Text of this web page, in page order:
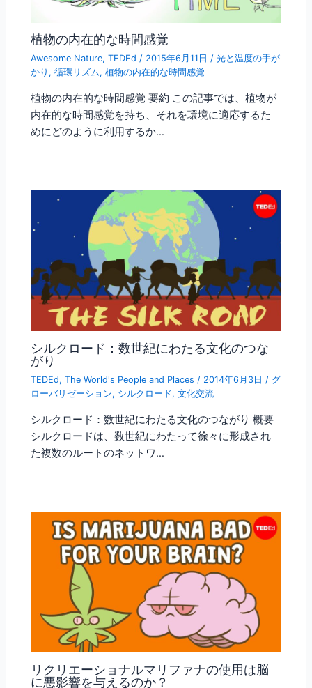
植物の内在的な時間感覚
Awesome Nature,TEDEd / 2015年6月11日/光と温度の手が
かり ,循環リズム,植物の内在的な時間感覚
植物の内在的な時間感覚 要約 この記事では、植物が
内在的な時間感覚を持ち、それを環境に適応するた
めにどのように利用するか…
シルクロード：数世紀にわたる文化のつな
がり
TEDEd,The World's People and Places / 2014年6月3日/ グ
ローバリゼーション, シルクロード,文化交流
シルクロード：数世紀にわたる文化のつながり 概要
シルクロードは、数世紀にわたって徐々に形成され
た複数のルートのネットワ…
リクリエーショナルマリファナの使用は脳
に悪影響を与えるのか？